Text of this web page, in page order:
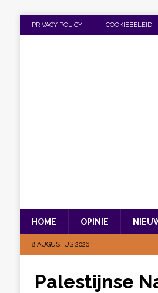
PRIVACY POLICY COOKIEBELEID
HOME OPINIE
8 AUGUSTUS 2026
Palestijnse